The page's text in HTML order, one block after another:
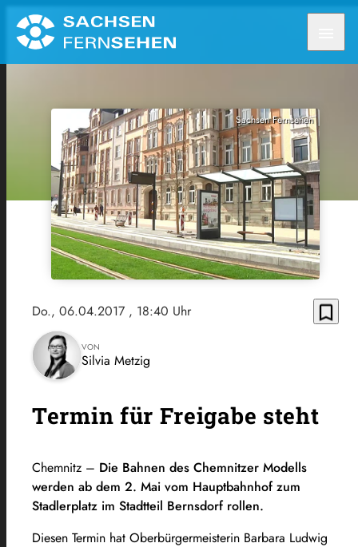
Sachsen Fernsehen
Do., 06.04.2017 , 18:40 Uhr bookmark_border
VON
Silvia Metzig
Termin für Freigabe steht
Chemnitz – Die Bahnen des Chemnitzer Modells
werden ab dem 2. Mai vom Hauptbahnhof zum
Stadlerplatz im Stadtteil Bernsdorf rollen.
Diesen Termin hat Oberbürgermeisterin Barbara Ludwig